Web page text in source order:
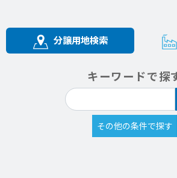
分譲用地検索
キーワードで探